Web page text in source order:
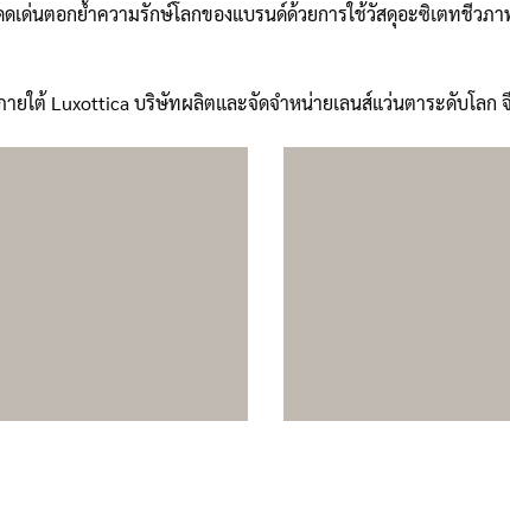
เด่นตอกย้ำความรักษ์โลกของแบรนด์ด้วยการใช้วัสดุอะซิเตทชีว
ยใต้ Luxottica บริษัทผลิตและจัดจำหน่ายเลนส์แว่นตาระดับโลก